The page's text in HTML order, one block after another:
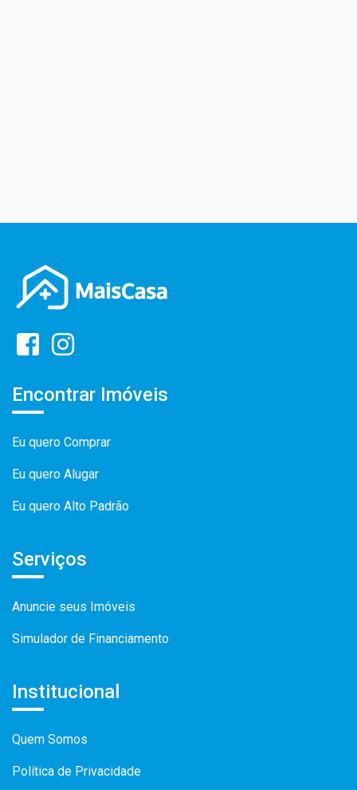
Encontrar Imóveis
Eu quero Comprar
Eu quero Alugar
Eu quero Alto Padrão
Serviços
Anuncie seus Imóveis
Simulador de Financiamento
Institucional
Quem Somos
Política de Privacidade